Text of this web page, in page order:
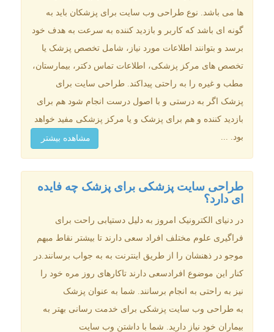
ها می باشد. نوع طراحی وب سایت برای پزشکان باید به
گونه ای باشد که کاربر و بازدید کننده به سرعت به هدف خود
برسد و بتوانند اطلاعات مورد نیاز، شامل تخصص پزشک یا
تخصص های مرکز پزشکی، اطلاعات تماس دکتر، بیمارستان،
مطب و غیره را به راحتی پیداکند. طراحی سایت برای
پزشک اگر به درستی و با اصول درست انجام شود هم برای
بازدید کننده و هم برای پزشک و یا مرکز پزشکی مفید خواهد
بود. ...
مشاهده بیشتر
طراحی سایت پزشکی برای پزشک چه فایده
ای دارد؟
در دنیای الکترونیک امروز به دلیل دستیابی راحت برای
فراگیری علوم مختلف افراد سعی دارند تا بیشتر نقاط مبهم
موجو در ذهنشان را از طریق اینترنت به به جواب برسانند.در
کنار این موضوع افرادسعی دارند تاکارهای روز مره خود را
نیز به راحتی به انجام برسانند. شما به عنوان پزشک
به طراحی وب سایت پزشکی برای خدمت رسانی بهتر به
بیماران خود نیاز دارید. شما با داشتن وب سایت